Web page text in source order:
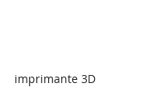
imprimante 3D